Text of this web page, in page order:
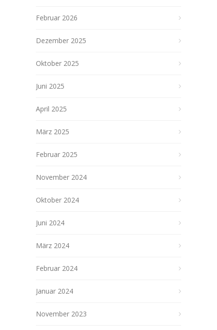
Februar 2026
Dezember 2025
Oktober 2025
Juni 2025
April 2025
März 2025
Februar 2025
November 2024
Oktober 2024
Juni 2024
März 2024
Februar 2024
Januar 2024
November 2023